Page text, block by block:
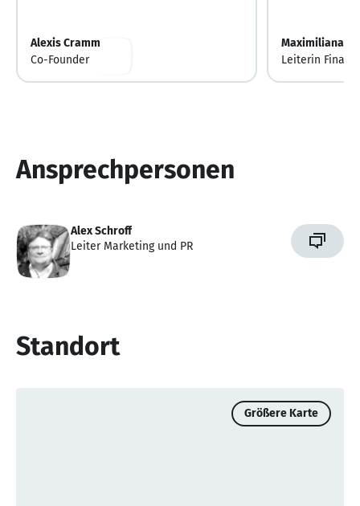
Alexis Cramm
Co-Founder
Maximiliana
Leiterin
Ansprechpersonen
Alex Schroff
Leiter Marketing und PR
Standort
Größere Karte